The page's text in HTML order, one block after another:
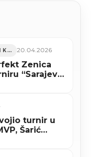
ZENIČKO-DOBOJSKI KANTON 20.04.2026
Zenica
“Sarajevo
turnir u
Šarić